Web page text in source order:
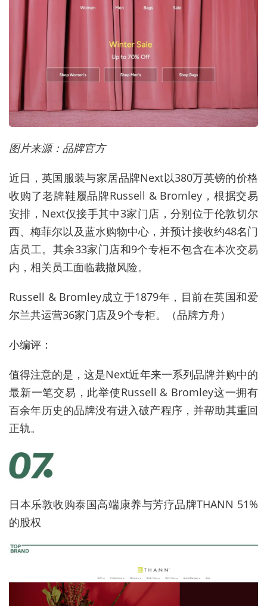
图片来源：品牌官方
近日，英国服装与家居品牌Next以380万英镑的价格
收购了老牌鞋履品牌Russell & Bromley，根据交易
安排，Next仅接手其中3家门店，分别位于伦敦切尔
西、梅菲尔以及蓝水购物中心，并预计接收约48名门
店员工。其余33家门店和9个专柜不包含在本次交易
内，相关员工面临裁撤风险。
Russell & Bromley成立于1879年，目前在英国和爱
尔兰共运营36家门店及9个专柜。（品牌方舟）
小编评：
值得注意的是，这是Next近年来一系列品牌并购中的
最新一笔交易，此举使Russell & Bromley这一拥有
百余年历史的品牌没有进入破产程序，并帮助其重回
正轨。
日本乐敦收购泰国高端康养与芳疗品牌THANN 51%
的股权